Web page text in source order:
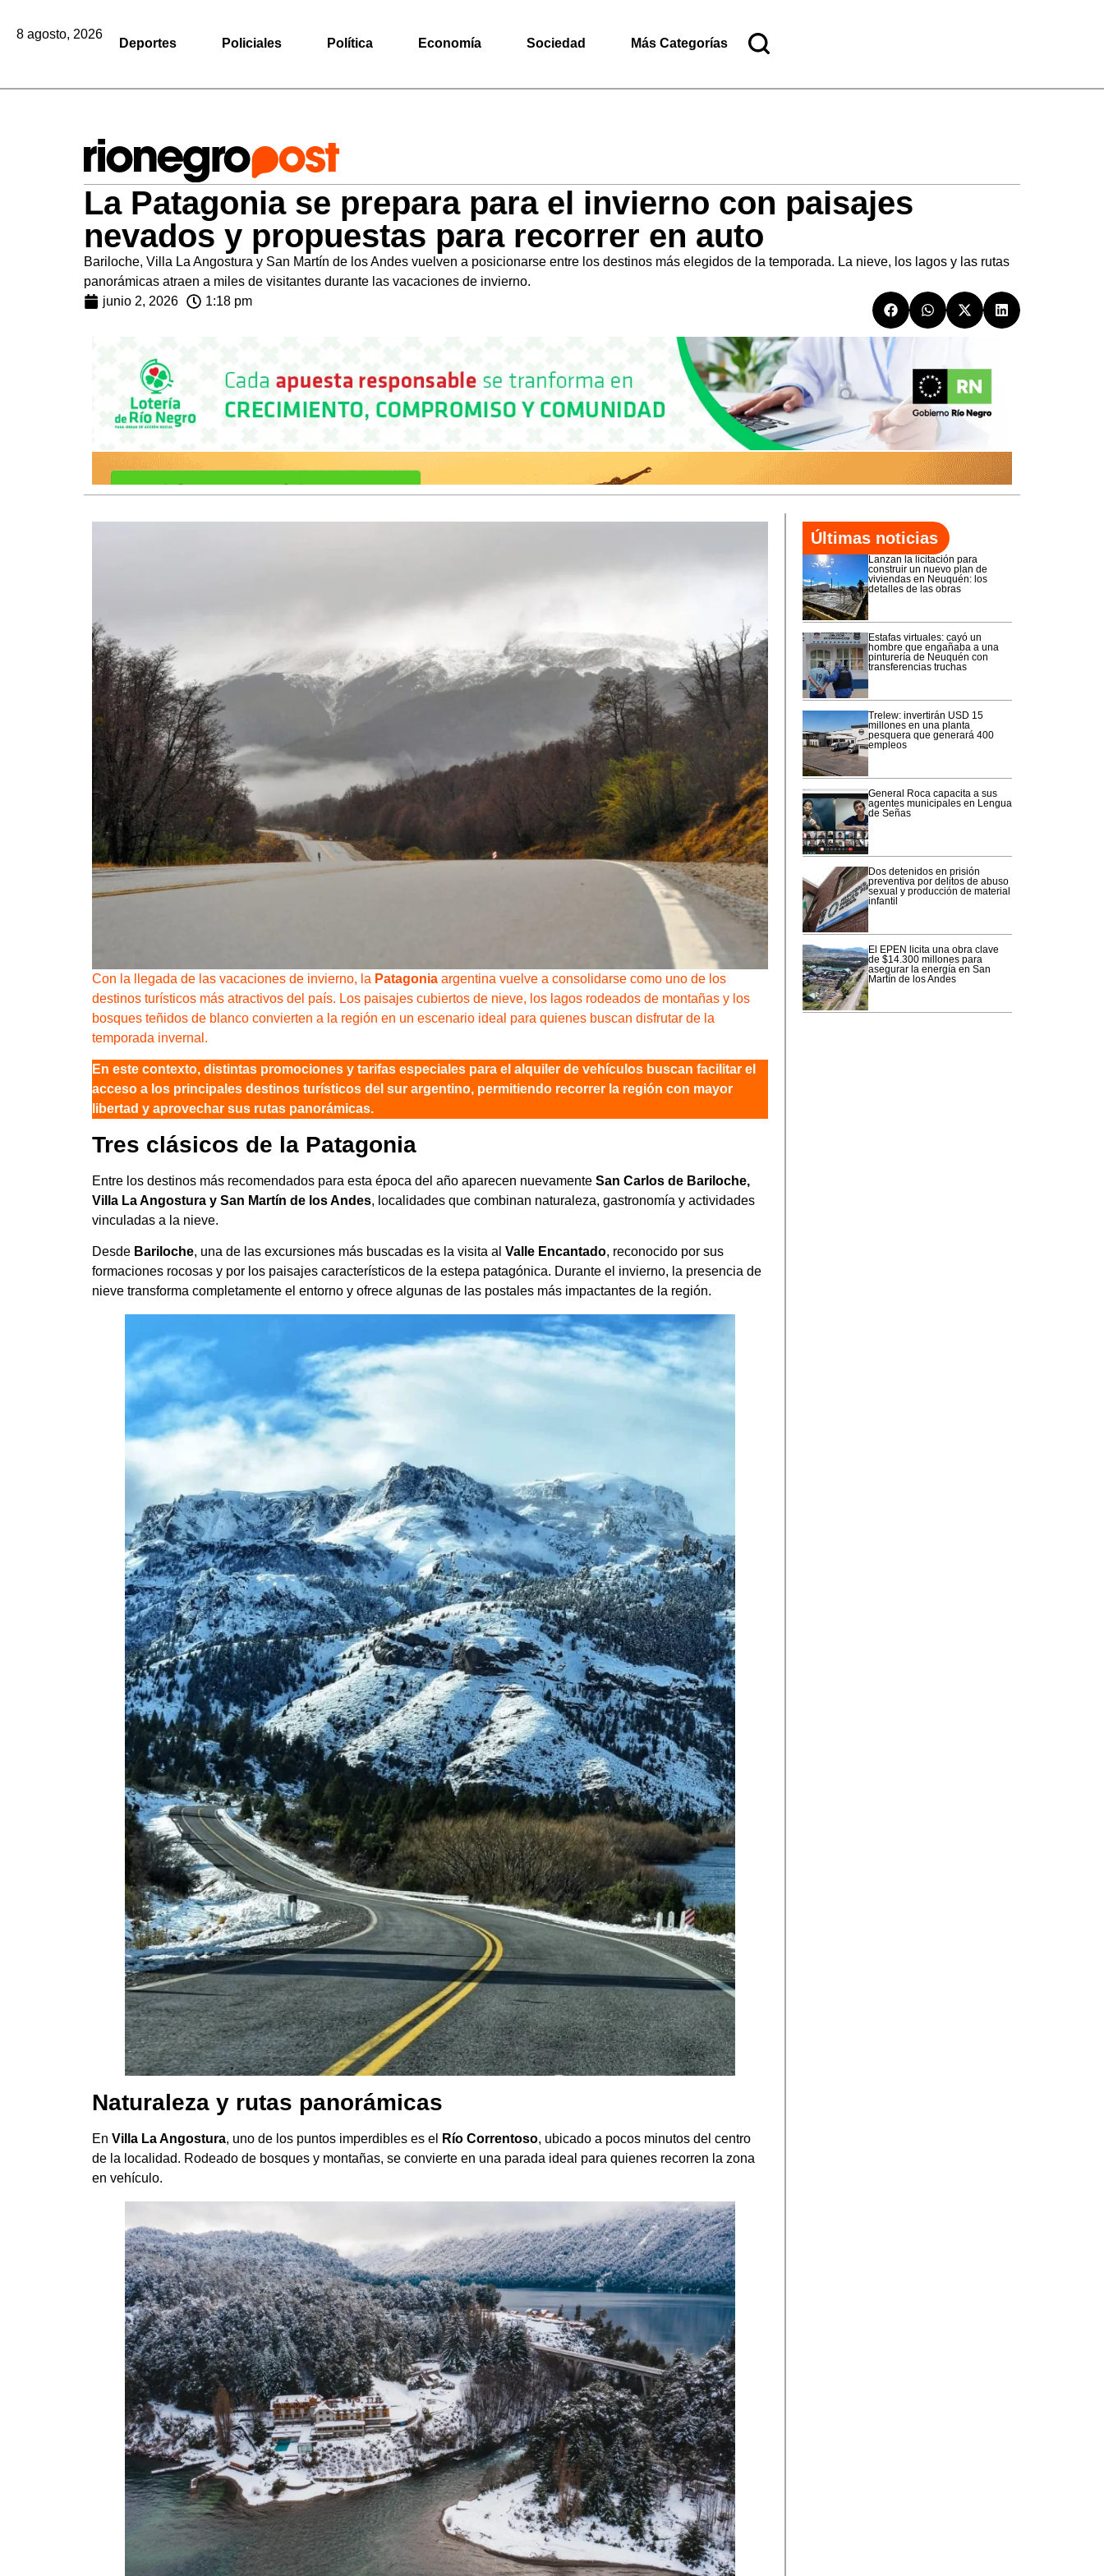
8 agosto, 2026
Deportes Policiales Política Economía Sociedad Más Categorías
La Patagonia se prepara para el invierno con paisajes
nevados y propuestas para recorrer en auto
Bariloche, Villa La Angostura y San Martín de los Andes vuelven a posicionarse entre los destinos más elegidos de la temporada. La nieve, los lagos y las rutas
panorámicas atraen a miles de visitantes durante las vacaciones de invierno.
junio 2, 2026
1:18 pm
Con la llegada de las vacaciones de invierno, la Patagonia argentina vuelve a consolidarse como uno de los
destinos turísticos más atractivos del país. Los paisajes cubiertos de nieve, los lagos rodeados de montañas y los
bosques teñidos de blanco convierten a la región en un escenario ideal para quienes buscan disfrutar de la
temporada invernal.
En este contexto, distintas promociones y tarifas especiales para el alquiler de vehículos buscan facilitar el
acceso a los principales destinos turísticos del sur argentino, permitiendo recorrer la región con mayor
libertad y aprovechar sus rutas panorámicas.
Tres clásicos de la Patagonia
Entre los destinos más recomendados para esta época del año aparecen nuevamente San Carlos de Bariloche,
Villa La Angostura y San Martín de los Andes, localidades que combinan naturaleza, gastronomía y actividades
vinculadas a la nieve.
Desde Bariloche, una de las excursiones más buscadas es la visita al Valle Encantado, reconocido por sus
formaciones rocosas y por los paisajes característicos de la estepa patagónica. Durante el invierno, la presencia de
nieve transforma completamente el entorno y ofrece algunas de las postales más impactantes de la región.
Naturaleza y rutas panorámicas
En Villa La Angostura, uno de los puntos imperdibles es el Río Correntoso, ubicado a pocos minutos del centro
de la localidad. Rodeado de bosques y montañas, se convierte en una parada ideal para quienes recorren la zona
en vehículo.
Últimas noticias
Lanzan la licitación para
construir un nuevo plan de
viviendas en Neuquén: los
detalles de las obras
Estafas virtuales: cayó un
hombre que engañaba a una
pinturería de Neuquén con
transferencias truchas
Trelew: invertirán USD 15
millones en una planta
pesquera que generará 400
empleos
General Roca capacita a sus
agentes municipales en Lengua
de Señas
Dos detenidos en prisión
preventiva por delitos de abuso
sexual y producción de material
infantil
El EPEN licita una obra clave
de $14.300 millones para
asegurar la energía en San
Martín de los Andes